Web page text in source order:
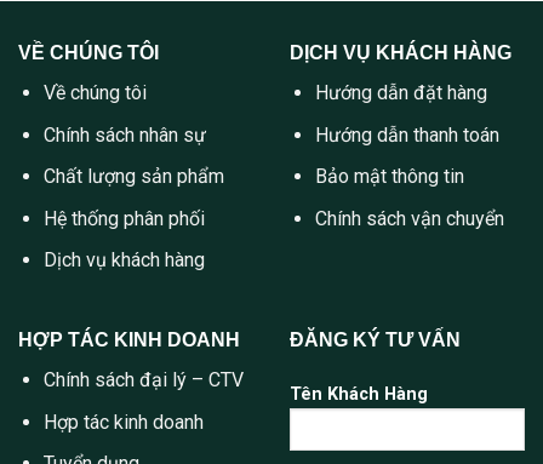
VỀ CHÚNG TÔI
Về chúng tôi
Chính sách nhân sự
Chất lượng sản phẩm
Hệ thống phân phối
Dịch vụ khách hàng
DỊCH VỤ KHÁCH HÀNG
Hướng dẫn đặt hàng
Hướng dẫn thanh toán
Bảo mật thông tin
Chính sách vận chuyển
HỢP TÁC KINH DOANH
Chính sách đại lý – CTV
Hợp tác kinh doanh
ĐĂNG KÝ TƯ VẤN
Tên Khách Hàng